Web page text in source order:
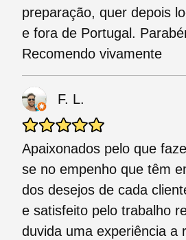
preparação, quer depois
e fora de Portugal.
Recomendo vivamente
F. L.
Apaixonados pelo que
se no empenho que têm
dos desejos de cada
e satisfeito pelo trabalho
duvida uma experiência a